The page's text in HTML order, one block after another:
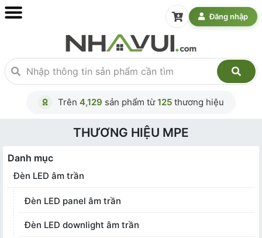
Đăng nhập
Trên 4,129 sản phẩm từ125 thương hiệu
THƯƠNG HIỆU MPE
Danh mục
Đèn LED âm trần
Đèn LED panel âm trần
Đèn LED downlight âm trần